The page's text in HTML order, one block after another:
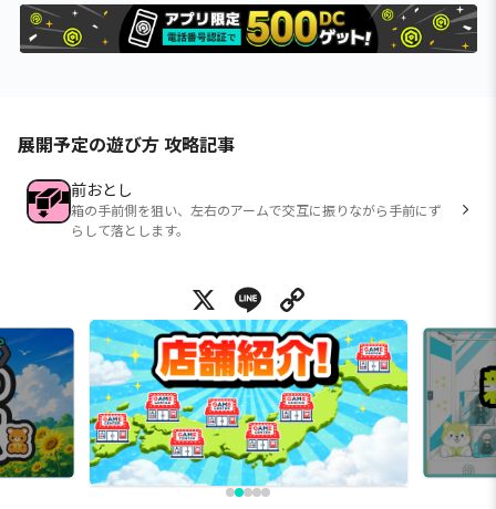
展開予定の遊び方 攻略記事
前おとし
箱の手前側を狙い、左右のアームで交互に振りながら手前にず
らして落とします。
X Line